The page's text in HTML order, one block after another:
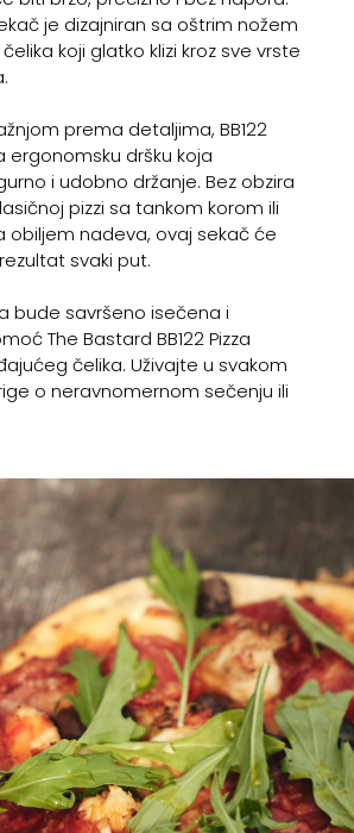
je dizajniran sa oštrim nožem
koji glatko klizi kroz sve vrste
prema detaljima, BB122
ergonomsku dršku koja
i udobno držanje. Bez obzira
pizzi sa tankom korom ili
obiljem nadeva, ovaj sekač će
svaki put.
bude savršeno isečena i
The Bastard BB122 Pizza
čelika. Uživajte u svakom
o neravnomernom sečenju ili